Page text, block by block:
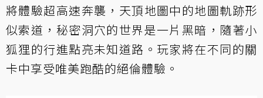
將體驗超高速奔襲，天頂地圖中的地圖軌跡形
似索道，秘密洞穴的世界是一片黑暗，隨著小
狐狸的行進點亮未知道路。玩家將在不同的關
卡中享受唯美跑酷的絕倫體驗。